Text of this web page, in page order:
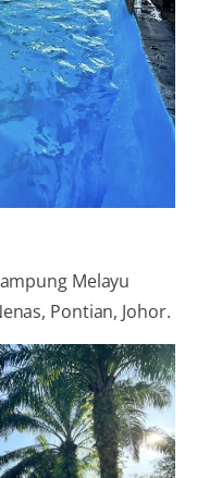
Melayu
Pontian, Johor.